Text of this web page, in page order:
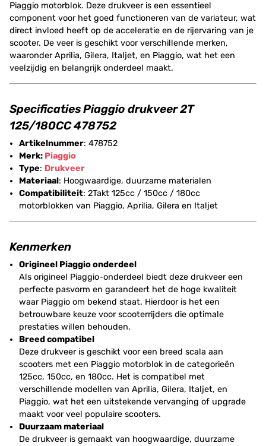
Piaggio motorblok. Deze drukveer is een essentieel
component voor het goed functioneren van de variateur, wat
direct invloed heeft op de acceleratie en de rijervaring van je
scooter. De veer is geschikt voor verschillende merken,
waaronder Aprilia, Gilera, Italjet, en Piaggio, wat het een
veelzijdig en belangrijk onderdeel maakt.
Specificaties Piaggio drukveer 2T
125/180CC 478752
Artikelnummer: 478752
Merk: Piaggio
Type: Drukveer
Materiaal: Hoogwaardige, duurzame materialen
Compatibiliteit: 2Takt 125cc / 150cc / 180cc
motorblokken van Piaggio, Aprilia, Gilera en Italjet
Kenmerken
Origineel Piaggio onderdeel
Als origineel Piaggio-onderdeel biedt deze drukveer een
perfecte pasvorm en garandeert het de hoge kwaliteit
waar Piaggio om bekend staat. Hierdoor is het een
betrouwbare keuze voor scooterrijders die optimale
prestaties willen behouden.
Breed compatibel
Deze drukveer is geschikt voor een breed scala aan
scooters met een Piaggio motorblok in de categorieën
125cc, 150cc, en 180cc. Het is compatibel met
verschillende modellen van Aprilia, Gilera, Italjet, en
Piaggio, wat het een uitstekende vervanging of upgrade
maakt voor veel populaire scooters.
Duurzaam materiaal
De drukveer is gemaakt van hoogwaardige, duurzame